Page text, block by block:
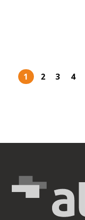
Página actual
1 Page
2 Page
3 4